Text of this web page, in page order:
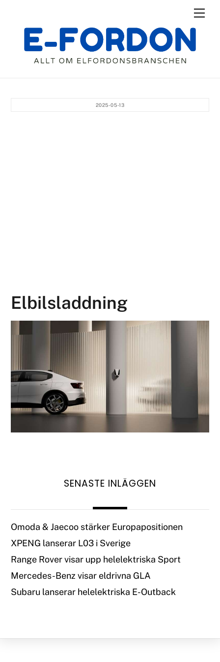
content
2025-05-13
Elbilsladdning
SENASTE INLÄGGEN
Omoda & Jaecoo stärker Europapositionen
XPENG lanserar L03 i Sverige
Range Rover visar upp helelektriska Sport
Mercedes-Benz visar eldrivna GLA
Subaru lanserar helelektriska E-Outback